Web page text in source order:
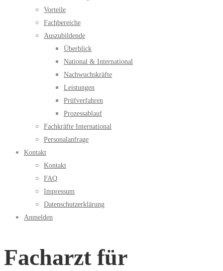
Vorteile
Fachbereiche
Auszubildende
Überblick
National & International
Nachwuchskräfte
Leistungen
Prüfverfahren
Prozessablauf
Fachkräfte International
Personalanfrage
Kontakt
Kontakt
FAQ
Impressum
Datenschutzerklärung
Anmelden
Facharzt für